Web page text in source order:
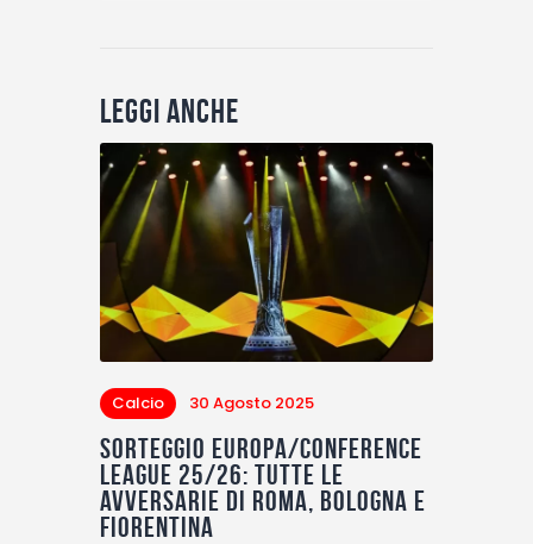
Leggi anche
Calcio 30 Agosto 2025
Sorteggio Europa/Conference
League 25/26: tutte le
avversarie di Roma, Bologna e
Fiorentina